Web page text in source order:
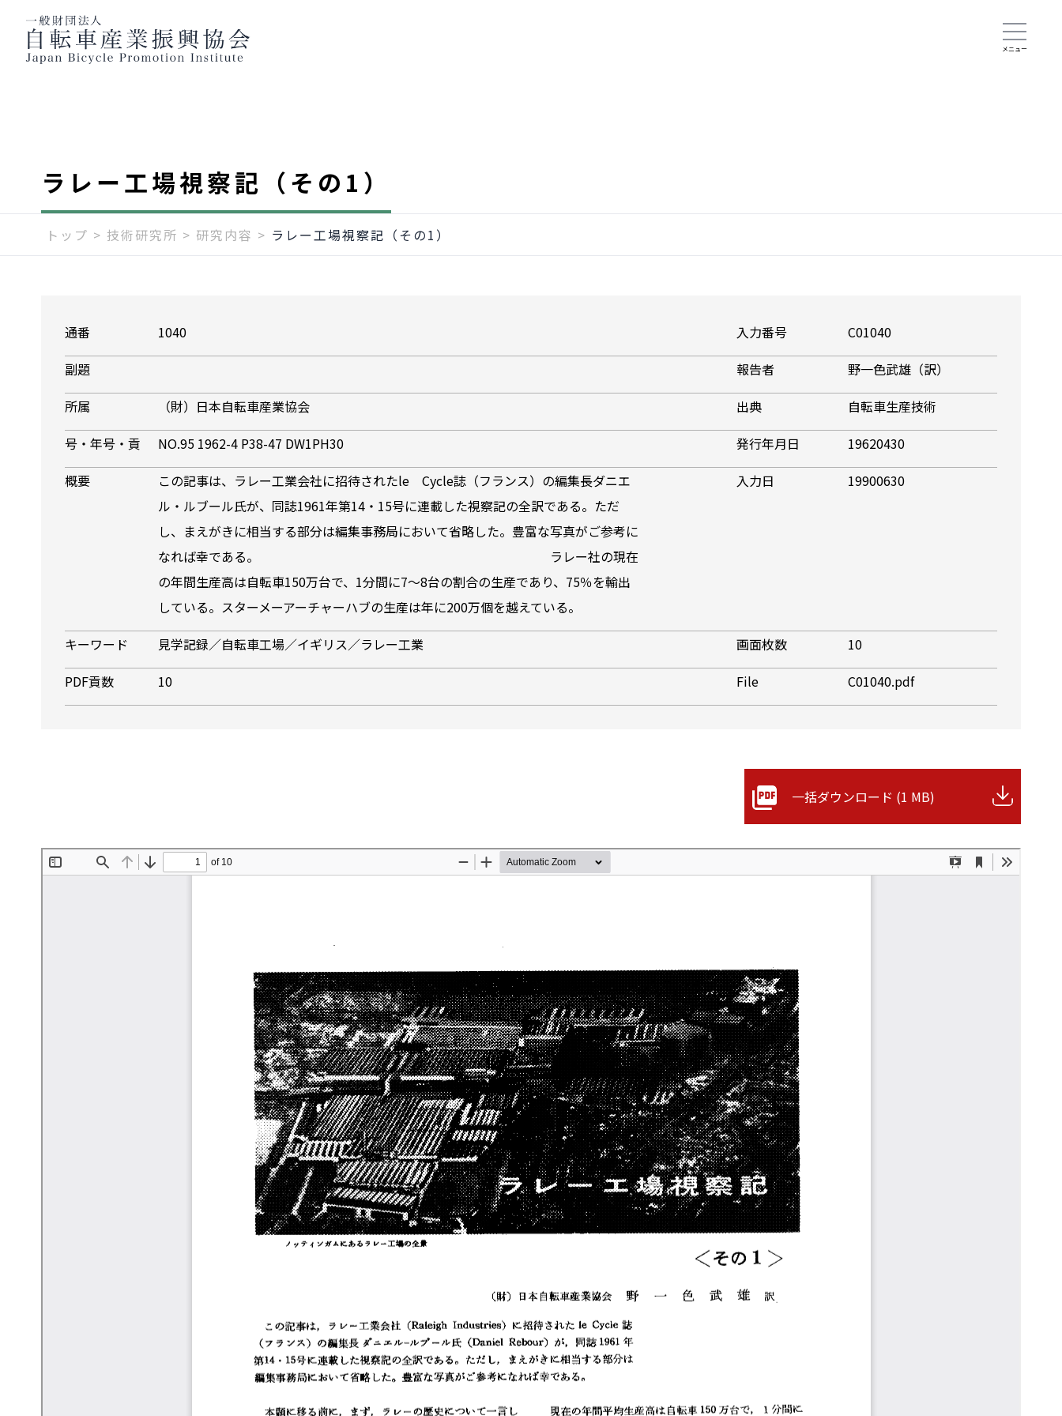
ラレー工場視察記（その1）
トップ > 技術研究所 > 研究内容 > ラレー工場視察記（その1）
通番 1040 入力番号
C01040
副題
報告者
野一色武雄（訳）
所属
（財）日本自転車産業協会 出典
自転車生産技術
号・年号・貢
NO.95 1962-4 P38-47 DW1PH30 発行年月日
19620430
概要
この記事は、ラレー工業会社に招待されたle Cycle誌（フランス）の編集長ダニエ
ル・ルブール氏が、同誌1961年第14・15号に連載した視察記の全訳である。ただ
し、まえがきに相当する部分は編集事務局において省略した。豊富な写真がご参考に
なれば幸である。 ラレー社の現在
の年間生産高は自転車150万台で、1分間に7～8台の割合の生産であり、75％を輸出
している。スターメーアーチャーハブの生産は年に200万個を越えている。
入力日 19900630
キーワード 見学記録／自転車工場／イギリス／ラレー工業 画面枚数
10
PDF貢数
10 File C01040.pdf
一括ダウンロード (1 MB)